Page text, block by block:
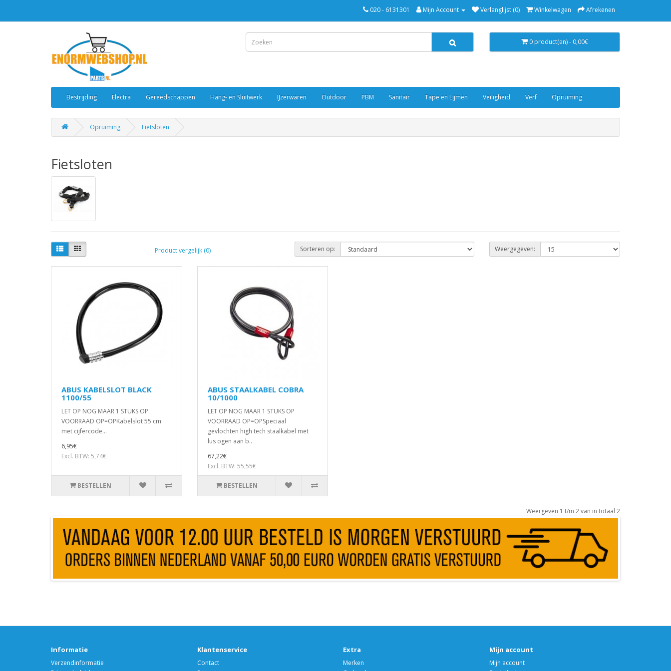
020 - 6131301 Mijn Account Verlanglijst (0) Winkelwagen Afrekenen
0 product(en) - 0,00€
Bestrijding Electra Gereedschappen Hang- en Sluitwerk IJzerwaren Outdoor PBM Sanitair Tape en Lijmen Veiligheid Verf Opruiming
Opruiming Fietsloten
Fietsloten
Product vergelijk (0) Sorteren op: Weergegeven:
ABUS KABELSLOT BLACK
1100/55
LET OP NOG MAAR 1 STUKS OP
VOORRAAD OP=OPKabelslot 55 cm
met cijfercode...
6,95€
Excl. BTW: 5,74€
BESTELLEN
ABUS STAALKABEL COBRA
10/1000
LET OP NOG MAAR 1 STUKS OP
VOORRAAD OP=OPSpeciaal
gevlochten high tech staalkabel met
lus ogen aan b..
67,22€
Excl. BTW: 55,55€
BESTELLEN
Weergeven 1 t/m 2 van in totaal 2
Informatie
Verzendinformatie
Klantenservice
Contact
Extra
Merken
Mijn account
Mijn account